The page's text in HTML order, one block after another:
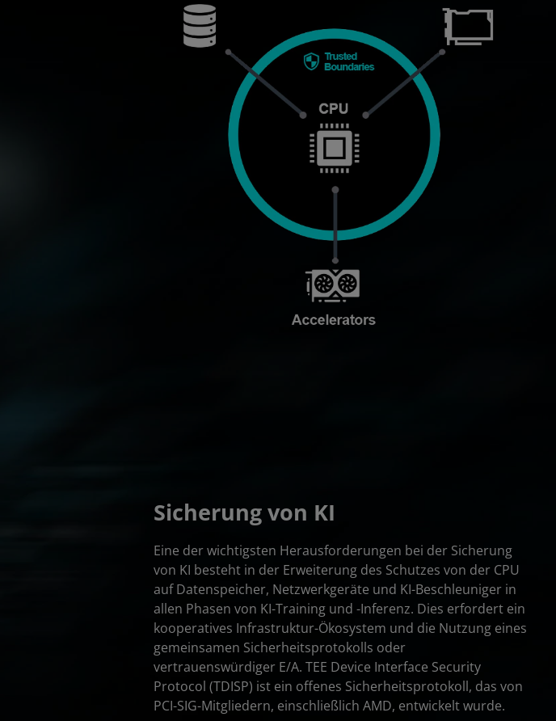
Sicherung von KI
Eine der wichtigsten Herausforderungen bei der Sicherung
von KI besteht in der Erweiterung des Schutzes von der CPU
auf Datenspeicher, Netzwerkgeräte und KI-Beschleuniger in
allen Phasen von KI-Training und -Inferenz. Dies erfordert ein
kooperatives Infrastruktur-Ökosystem und die Nutzung eines
gemeinsamen Sicherheitsprotokolls oder
vertrauenswürdiger E/A. TEE Device Interface Security
Protocol (TDISP) ist ein offenes Sicherheitsprotokoll, das von
PCI-SIG-Mitgliedern, einschließlich AMD, entwickelt wurde.